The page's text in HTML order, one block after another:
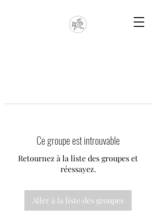
Ce groupe est introuvable
Retournez à la liste des groupes et
réessayez.
Aller à la liste des groupes